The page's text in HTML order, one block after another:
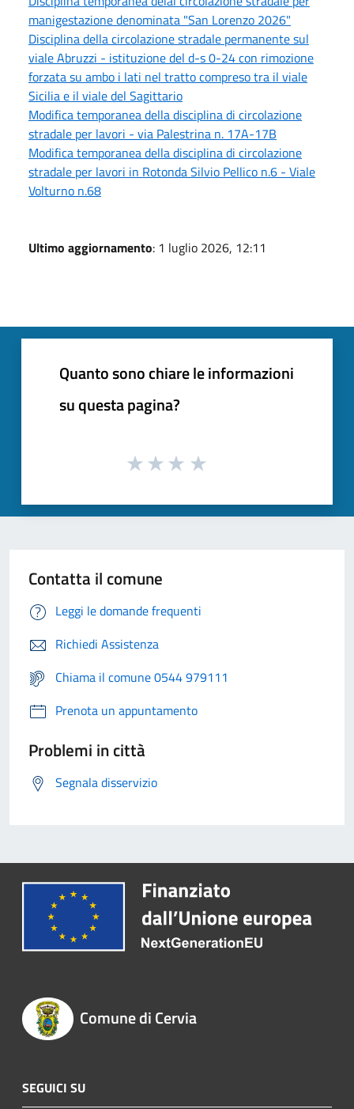
manigestazione denominata "San Lorenzo 2026"
Disciplina della circolazione stradale permanente sul
viale Abruzzi - istituzione del d-s 0-24 con rimozione
forzata su ambo i lati nel tratto compreso tra il viale
Sicilia e il viale del Sagittario
Modifica temporanea della disciplina di circolazione
stradale per lavori - via Palestrina n. 17A-17B
Modifica temporanea della disciplina di circolazione
stradale per lavori in Rotonda Silvio Pellico n.6 - Viale
Volturno n.68
Ultimo aggiornamento: 1 luglio 2026, 12:11
Quanto sono chiare le informazioni
su questa pagina?
Contatta il comune
Leggi le domande frequenti
Richiedi Assistenza
Chiama il comune 0544 979111
Prenota un appuntamento
Problemi in città
Segnala disservizio
Comune di Cervia
SEGUICI SU